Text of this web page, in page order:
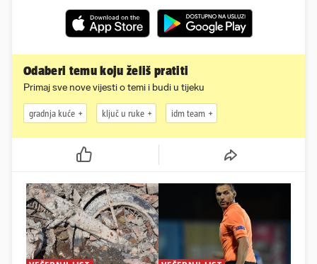
Odaberi temu koju želiš pratiti
Primaj sve nove vijesti o temi i budi u tijeku
gradnja kuće ključ u ruke idm team